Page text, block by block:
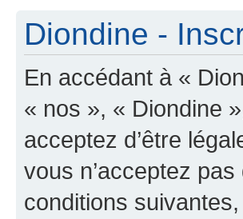
Diondine -
En accédant à «
« nos », « Diondine
acceptez d’être
vous n’acceptez
conditions